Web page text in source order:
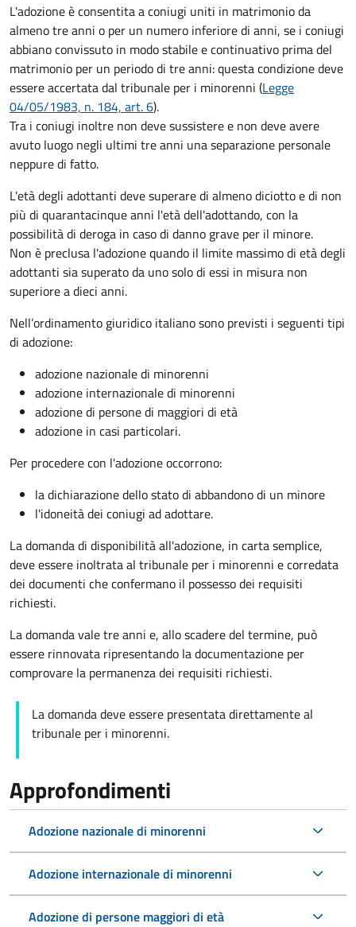
L'adozione è consentita a coniugi uniti in matrimonio da
almeno tre anni o per un numero inferiore di anni, se i coniugi
abbiano convissuto in modo stabile e continuativo prima del
matrimonio per un periodo di tre anni: questa condizione deve
essere accertata dal tribunale per i minorenni (Legge
04/05/1983, n. 184, art. 6).
Tra i coniugi inoltre non deve sussistere e non deve avere
avuto luogo negli ultimi tre anni una separazione personale
neppure di fatto.
L'età degli adottanti deve superare di almeno diciotto e di non
più di quarantacinque anni l'età dell'adottando, con la
possibilità di deroga in caso di danno grave per il minore.
Non è preclusa l'adozione quando il limite massimo di età degli
adottanti sia superato da uno solo di essi in misura non
superiore a dieci anni.
Nell’ordinamento giuridico italiano sono previsti i seguenti tipi
di adozione:
adozione nazionale di minorenni
adozione internazionale di minorenni
adozione di persone di maggiori di età
adozione in casi particolari.
Per procedere con l'adozione occorrono:
la dichiarazione dello stato di abbandono di un minore
l'idoneità dei coniugi ad adottare.
La domanda di disponibilità all'adozione, in carta semplice,
deve essere inoltrata al tribunale per i minorenni e corredata
dei documenti che confermano il possesso dei requisiti
richiesti.
La domanda vale tre anni e, allo scadere del termine, può
essere rinnovata ripresentando la documentazione per
comprovare la permanenza dei requisiti richiesti.
La domanda deve essere presentata direttamente al
tribunale per i minorenni.
Approfondimenti
Adozione nazionale di minorenni
Adozione internazionale di minorenni
Adozione di persone maggiori di età